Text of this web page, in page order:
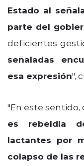
Estado al
parte del
deficientes
señaladas
esa expresión",
"En este sentido,
es rebeldía
lactantes por
colapso de las